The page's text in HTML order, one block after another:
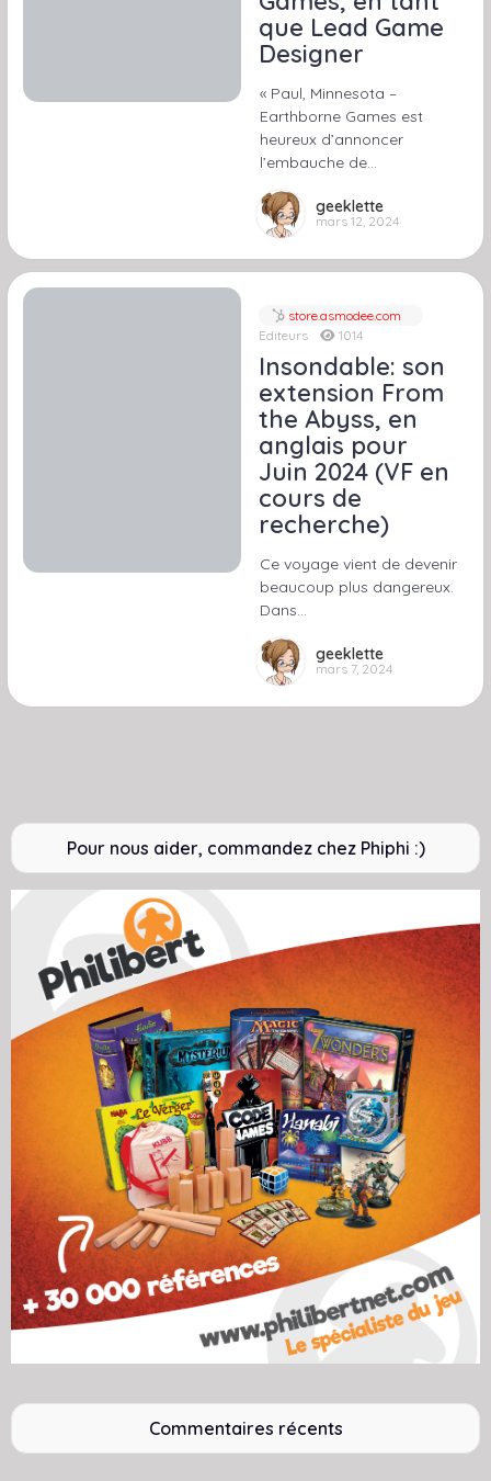
que Lead Game
Designer
« Paul, Minnesota –
Earthborne Games est
heureux d’annoncer
l’embauche de…
geeklette
mars 12, 2024
store.asmodee.com
Editeurs
1014
Insondable: son
extension From
the Abyss, en
anglais pour
Juin 2024 (VF en
cours de
recherche)
Ce voyage vient de devenir
beaucoup plus dangereux.
Dans…
geeklette
mars 7, 2024
Pour nous aider, commandez chez Phiphi :)
Commentaires récents